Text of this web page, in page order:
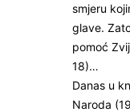
smjeru
glave.
pomoć
18)…
Danas u
Naroda